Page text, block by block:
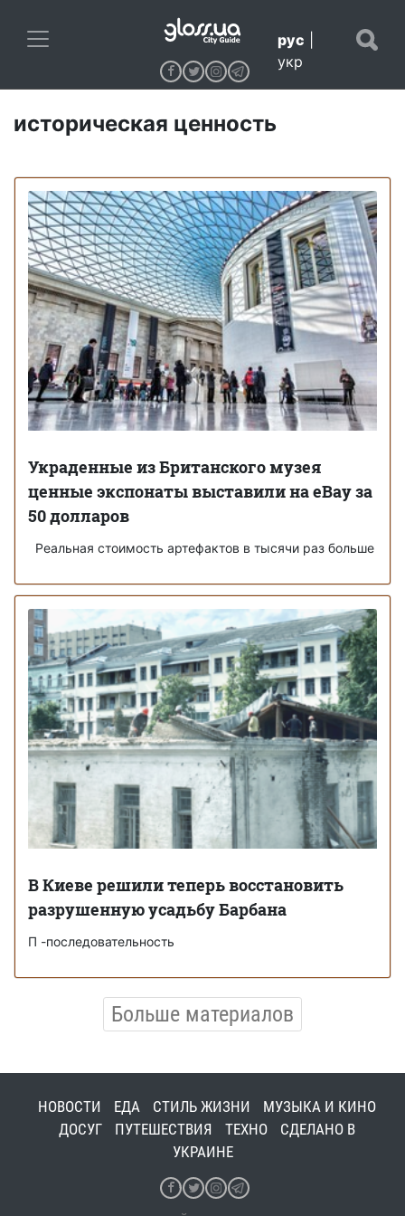
рус
укр
историческая ценность
Украденные из Британского музея
ценные экспонаты выставили на eBay за
50 долларов
Реальная стоимость артефактов в тысячи раз больше
В Киеве решили теперь восстановить
разрушенную усадьбу Барбана
П -последовательность
Больше материалов
НОВОСТИ ЕДА СТИЛЬ ЖИЗНИ
МУЗЫКА И КИНО
ДОСУГ
ПУТЕШЕСТВИЯ ТЕХНО
СДЕЛАНО В
УКРАИНЕ